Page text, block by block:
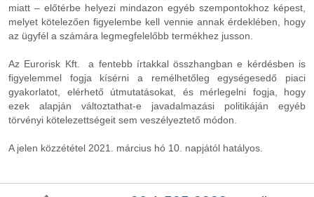
miatt – előtérbe helyezi mindazon egyéb szempontokhoz képest,
melyet kötelezően figyelembe kell vennie annak érdeklében, hogy
az ügyfél a számára legmegfelelőbb termékhez jusson.
Az Eurorisk Kft. a fentebb írtakkal összhangban e kérdésben is
figyelemmel fogja kísérni a remélhetőleg egységesedő piaci
gyakorlatot, elérhető útmutatásokat, és mérlegelni fogja, hogy
ezek alapján változtathat-e javadalmazási politikáján egyéb
törvényi kötelezettségeit sem veszélyeztető módon.
A jelen közzététel 2021. március hó 10. napjától hatályos.